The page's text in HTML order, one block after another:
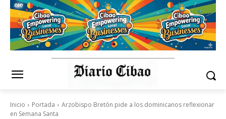
Inicio Portada
Arzobispo Bretón pide a los dominicanos reflexionar
en Semana Santa